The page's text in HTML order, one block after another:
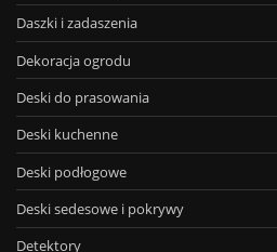
Daszki i zadaszenia
Dekoracja ogrodu
Deski do prasowania
Deski kuchenne
Deski podłogowe
Deski sedesowe i pokrywy
Detektory